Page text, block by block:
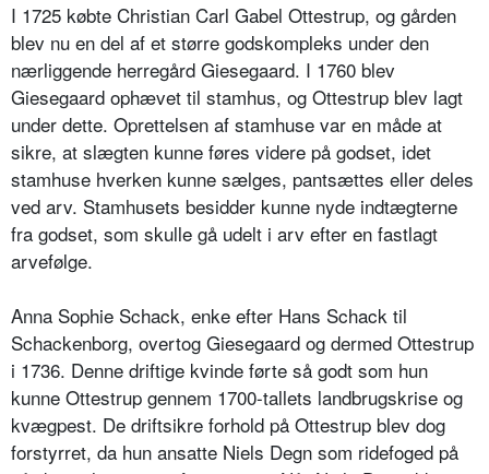
I 1725 købte Christian Carl Gabel Ottestrup, og gården
blev nu en del af et større godskompleks under den
nærliggende herregård Giesegaard. I 1760 blev
Giesegaard ophævet til stamhus, og Ottestrup blev lagt
under dette. Oprettelsen af stamhuse var en måde at
sikre, at slægten kunne føres videre på godset, idet
stamhuse hverken kunne sælges, pantsættes eller deles
ved arv. Stamhusets besidder kunne nyde indtægterne
fra godset, som skulle gå udelt i arv efter en fastlagt
arvefølge.
Anna Sophie Schack, enke efter Hans Schack til
Schackenborg, overtog Giesegaard og dermed Ottestrup
i 1736. Denne driftige kvinde førte så godt som hun
kunne Ottestrup gennem 1700-tallets landbrugskrise og
kvægpest. De driftsikre forhold på Ottestrup blev dog
forstyrret, da hun ansatte Niels Degn som ridefoged på